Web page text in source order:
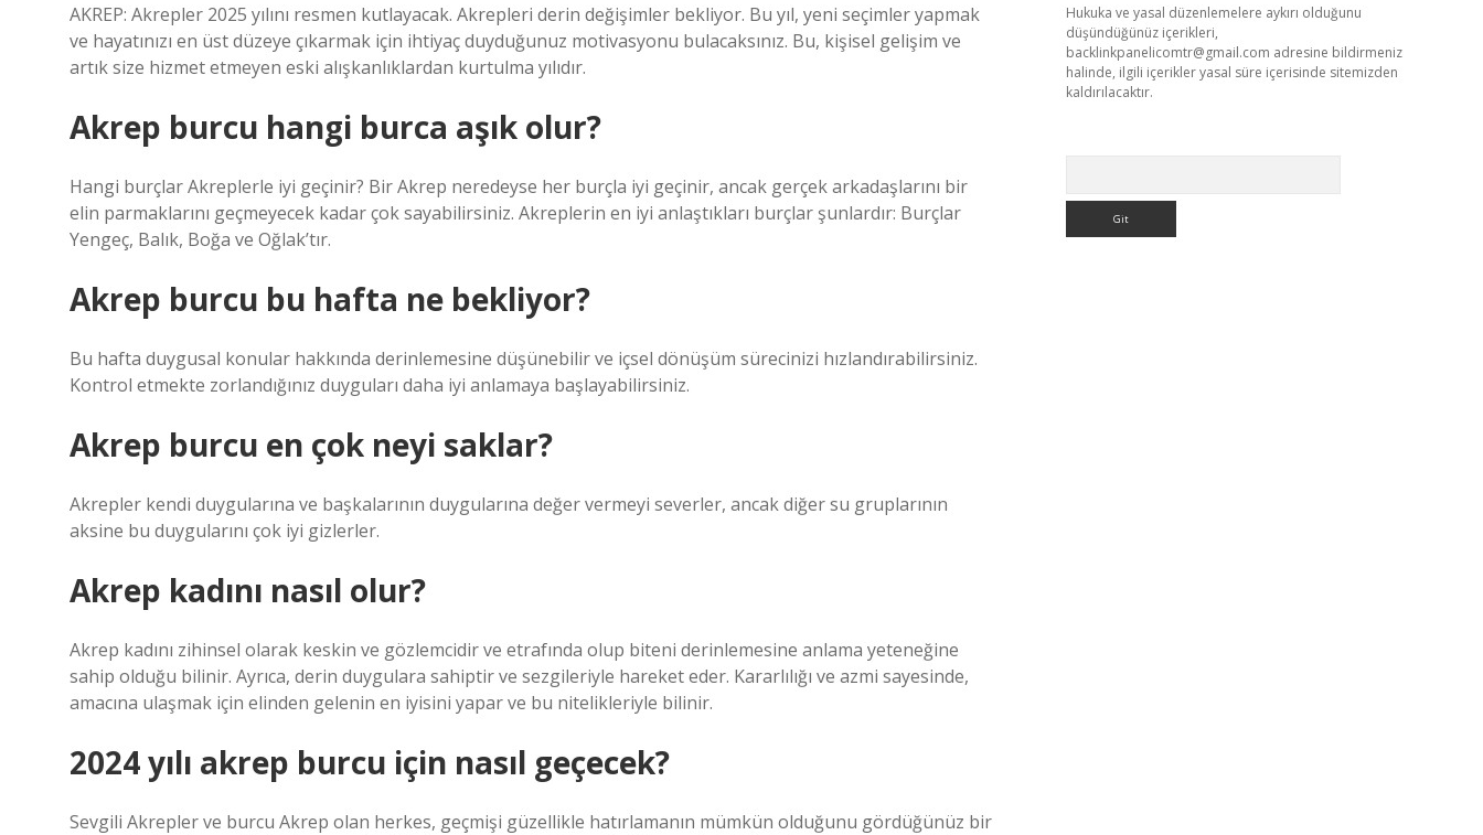
AKREP: Akrepler 2025 yılını resmen kutlayacak. Akrepleri derin değişimler bekliyor. Bu yıl, yeni seçimler yapmak
ve hayatınızı en üst düzeye çıkarmak için ihtiyaç duyduğunuz motivasyonu bulacaksınız. Bu, kişisel gelişim ve
artık size hizmet etmeyen eski alışkanlıklardan kurtulma yılıdır.
Akrep burcu hangi burca aşık olur?
Hangi burçlar Akreplerle iyi geçinir? Bir Akrep neredeyse her burçla iyi geçinir, ancak gerçek arkadaşlarını bir
elin parmaklarını geçmeyecek kadar çok sayabilirsiniz. Akreplerin en iyi anlaştıkları burçlar şunlardır: Burçlar
Yengeç, Balık, Boğa ve Oğlak’tır.
Akrep burcu bu hafta ne bekliyor?
Bu hafta duygusal konular hakkında derinlemesine düşünebilir ve içsel dönüşüm sürecinizi hızlandırabilirsiniz.
Kontrol etmekte zorlandığınız duyguları daha iyi anlamaya başlayabilirsiniz.
Akrep burcu en çok neyi saklar?
Akrepler kendi duygularına ve başkalarının duygularına değer vermeyi severler, ancak diğer su gruplarının
aksine bu duygularını çok iyi gizlerler.
Akrep kadını nasıl olur?
Akrep kadını zihinsel olarak keskin ve gözlemcidir ve etrafında olup biteni derinlemesine anlama yeteneğine
sahip olduğu bilinir. Ayrıca, derin duygulara sahiptir ve sezgileriyle hareket eder. Kararlılığı ve azmi sayesinde,
amacına ulaşmak için elinden gelenin en iyisini yapar ve bu nitelikleriyle bilinir.
2024 yılı akrep burcu için nasıl geçecek?
Sevgili Akrepler ve burcu Akrep olan herkes, geçmişi güzellikle hatırlamanın mümkün olduğunu gördüğünüz bir
Hukuka ve yasal düzenlemelere aykırı olduğunu
düşündüğünüz içerikleri,
backlinkpanelicomtr@gmail.com adresine bildirmeniz
halinde, ilgili içerikler yasal süre içerisinde sitemizden
kaldırılacaktır.